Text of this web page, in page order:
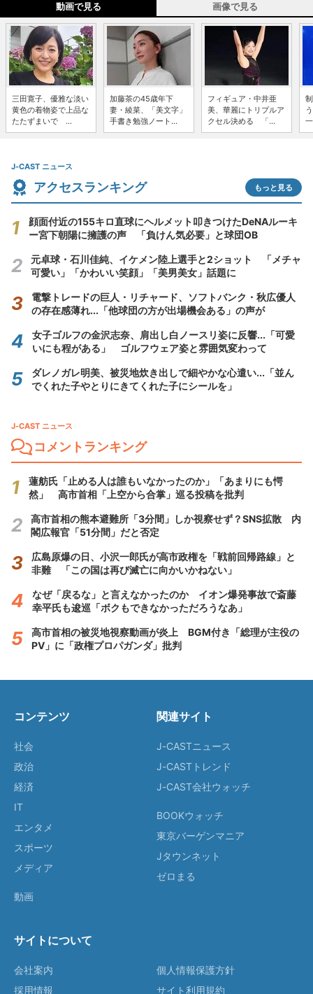
動画で見る 画像で見る
三田寛子、優雅な淡い
黄色の着物姿で上品な
たたずまいで ...
加藤茶の45歳年下
妻・綾菜、「美文字」
手書き勉強ノート...
フィギュア・中井亜
美、華麗にトリプルア
クセル決める 「...
J-CAST ニュース
アクセスランキング もっと見る
顔面付近の155キロ直球にヘルメット叩きつけたDeNAルーキ
ー宮下朝陽に擁護の声 「負けん気必要」と球団OB
元卓球・石川佳純、イケメン陸上選手と2ショット 「メチャ
可愛い」「かわいい笑顔」「美男美女」話題に
電撃トレードの巨人・リチャード、ソフトバンク・秋広優人
の存在感薄れ...「他球団の方が出場機会ある」の声が
女子ゴルフの金沢志奈、肩出し白ノースリ姿に反響...「可愛
いにも程がある」 ゴルフウェア姿と雰囲気変わって
ダレノガレ明美、被災地炊き出しで細やかな心遣い...「並ん
でくれた子やとりにきてくれた子にシールを」
J-CAST ニュース
コメントランキング
蓮舫氏「止める人は誰もいなかったのか」「あまりにも愕
然」 高市首相「上空から合掌」巡る投稿を批判
高市首相の熊本避難所「3分間」しか視察せず？SNS拡散 内
閣広報官「51分間」だと否定
広島原爆の日、小沢一郎氏が高市政権を「戦前回帰路線」と
非難 「この国は再び滅亡に向かいかねない」
なぜ「戻るな」と言えなかったのか イオン爆発事故で斎藤
幸平氏も逡巡「ボクもできなかっただろうなあ」
高市首相の被災地視察動画が炎上 BGM付き「総理が主役の
PV」に「政権プロパガンダ」批判
コンテンツ
社会
政治
経済
IT
エンタメ
スポーツ
メディア
動画
関連サイト
J-CASTニュース
J-CASTトレンド
J-CAST会社ウォッチ
BOOKウォッチ
東京バーゲンマニア
Jタウンネット
ゼロまる
サイトについて
会社案内
採用情報
個人情報保護方針
サイト利用規約